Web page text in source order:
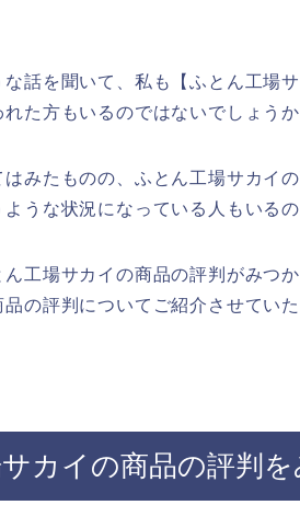
話を聞いて、私も【ふとん工場
た方もいるのではないでしょうか
みたものの、ふとん工場サカイ
うな状況になっている人もいるの
工場サカイの商品の評判がみつ
品の評判についてご紹介させてい
カイの商品の評判